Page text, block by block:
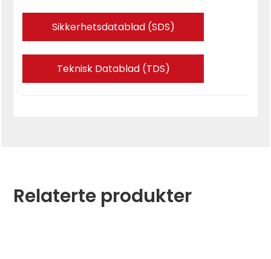
Sikkerhetsdatablad (SDS)
Teknisk Datablad (TDS)
Relaterte produkter